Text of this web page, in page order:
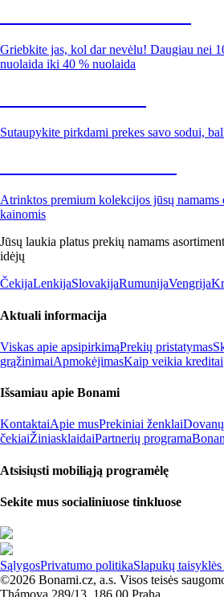
Griebkite jas, kol dar nevėlu! Daugiau nei
nuolaida iki 40 % nuolaida
Sutaupykite pirkdami prekes savo sodui,
Atrinktos premium kolekcijos jūsų namams
kainomis
Jūsų laukia platus prekių namams
idėjų
ČekijaLenkijaSlovakijaRumunijaVengrija
Aktuali informacija
Viskas apie apsipirkimąPrekių pristatymas
grąžinimaiApmokėjimasKaip veikia kreditai
Išsamiau apie Bonami
KontaktaiApie musPrekiniai ženklaiDovanų
čekiaiŽiniasklaidaiPartnerių programa
Atsisiųsti mobiliąją programėlę
Sekite mus socialiniuose tinkluose
SąlygosPrivatumo politikaSlapukų
©2026 Bonami.cz, a.s. Visos teisės